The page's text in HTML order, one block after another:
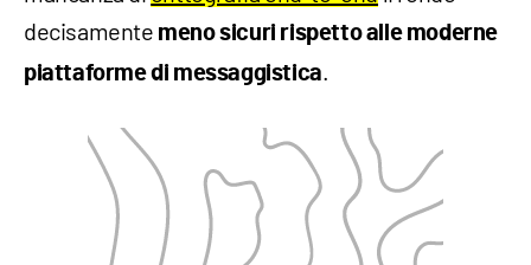
decisamente meno sicuri rispetto alle moderne
piattaforme di messaggistica.